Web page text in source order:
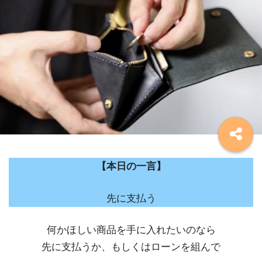
【本日の一言】
先に支払う
何かほしい商品を手に入れたいのなら
先に支払うか、もしくはローンを組んで